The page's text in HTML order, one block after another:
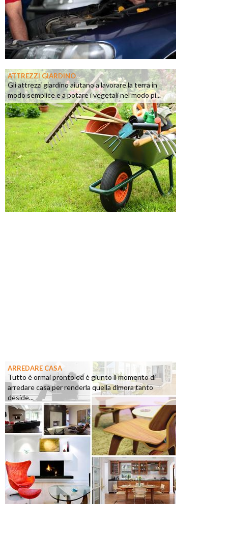
ATTREZZI GIARDINO
Gli attrezzi giardino aiutano a lavorare la terra in
modo semplice e a potare i vegetali nel modo pi...
ARREDARE CASA
Tutto è ormai pronto ed è giunto il momento di
arredare casa per renderla quella dimora tanto
deside...